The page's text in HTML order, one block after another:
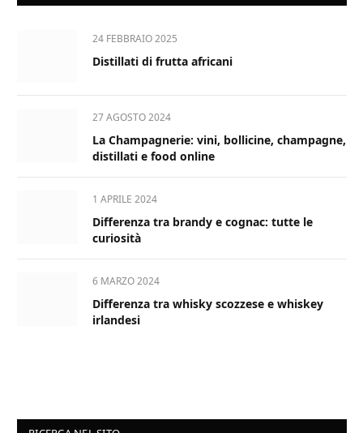
24 FEBBRAIO 2025
Distillati di frutta africani
27 AGOSTO 2024
La Champagnerie: vini, bollicine, champagne,
distillati e food online
1 APRILE 2024
Differenza tra brandy e cognac: tutte le
curiosità
6 MARZO 2024
Differenza tra whisky scozzese e whiskey
irlandesi